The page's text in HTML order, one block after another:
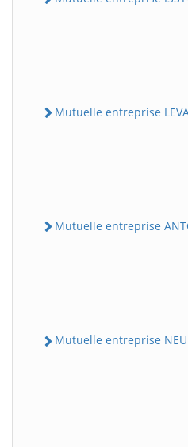
Mutuelle entreprise
Mutuelle entreprise
Mutuelle entreprise